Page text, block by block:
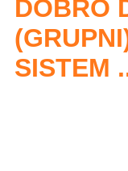
DOBRO
SISTEM